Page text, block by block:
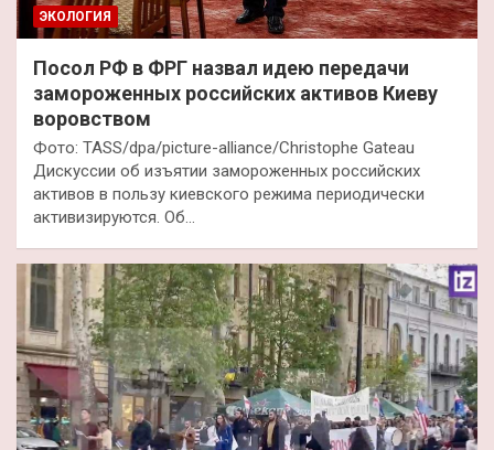
ЭКОЛОГИЯ
Посол РФ в ФРГ назвал идею передачи
замороженных российских активов Киеву
воровством
Фото: TASS/dpa/picture-alliance/Christophe Gateau
Дискуссии об изъятии замороженных российских
активов в пользу киевского режима периодически
активизируются. Об…